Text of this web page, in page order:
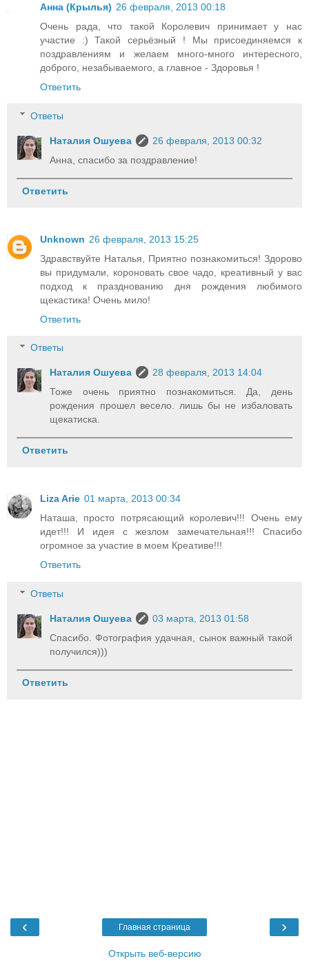
Анна (Крылья) 26 февраля, 2013 00:18
Очень рада, что такой Королевич принимает у нас
участие :) Такой серьёзный ! Мы присоединяемся к
поздравлениям и желаем много-много интересного,
доброго, незабываемого, а главное - Здоровья !
Ответить
Ответы
Наталия Ошуева
26 февраля, 2013 00:32
Анна, спасибо за поздравление!
Ответить
Unknown 26 февраля, 2013 15:25
Здравствуйте Наталья, Приятно познакомиться! Здорово
вы придумали, короновать свое чадо, креативный у вас
подход к празднованию дня рождения любимого
щекастика! Очень мило!
Ответить
Ответы
Наталия Ошуева
28 февраля, 2013 14:04
Тоже очень приятно познакомиться. Да, день
рождения прошел весело. лишь бы не избаловать
щекатиска.
Ответить
Liza Arie 01 марта, 2013 00:34
Наташа, просто потрясающий королевич!!! Очень ему
идет!!! И идея с жезлом замечательная!!! Спасибо
огромное за участие в моем Креативе!!!
Ответить
Ответы
Наталия Ошуева
03 марта, 2013 01:58
Спасибо. Фотография удачная, сынок важный такой
получился)))
Ответить
‹ ›
Главная страница
Открыть веб-версию